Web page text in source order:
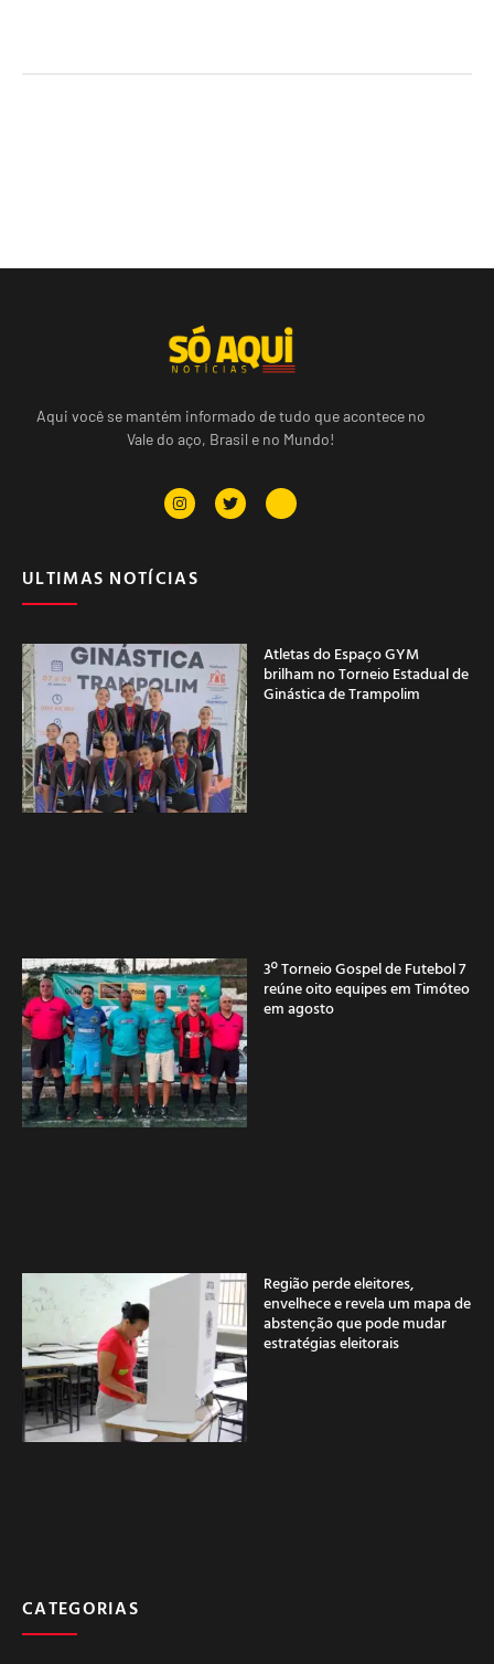
Aqui você se mantém informado de tudo que acontece no
Vale do aço, Brasil e no Mundo!
ULTIMAS NOTÍCIAS
Atletas do Espaço GYM
brilham no Torneio Estadual de
Ginástica de Trampolim
3º Torneio Gospel de Futebol 7
reúne oito equipes em Timóteo
em agosto
Região perde eleitores,
envelhece e revela um mapa de
abstenção que pode mudar
estratégias eleitorais
CATEGORIAS